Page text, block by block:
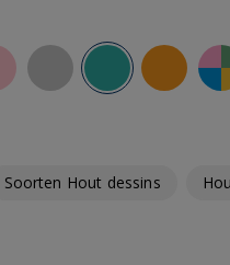
Soorten Hout dessins